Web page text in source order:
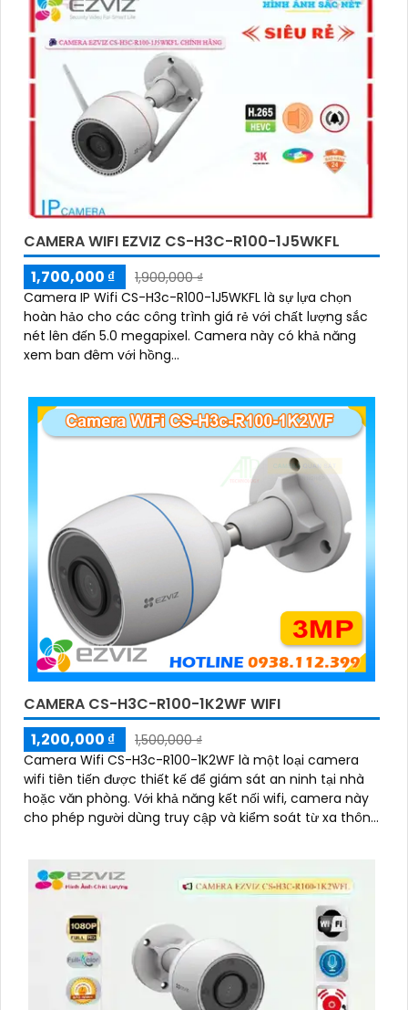
CAMERA WIFI EZVIZ CS-H3C-R100-1J5WKFL
1,700,000 ₫
1,900,000 ₫
Camera IP Wifi CS-H3c-R100-1J5WKFL là sự lựa chọn
hoàn hảo cho các công trình giá rẻ với chất lượng sắc
nét lên đến 5.0 megapixel. Camera này có khả năng
xem ban đêm với hồng...
CAMERA CS-H3C-R100-1K2WF WIFI
1,200,000 ₫
1,500,000 ₫
Camera Wifi CS-H3c-R100-1K2WF là một loại camera
wifi tiên tiến được thiết kế để giám sát an ninh tại nhà
hoặc văn phòng. Với khả năng kết nối wifi, camera này
cho phép người dùng truy cập và kiểm soát từ xa thông